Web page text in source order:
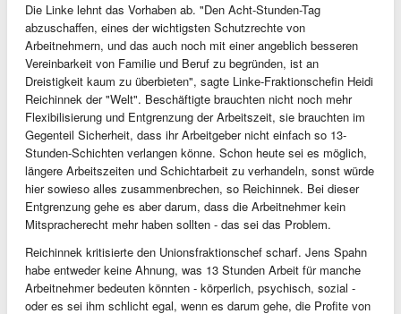
Die Linke lehnt das Vorhaben ab. "Den Acht-Stunden-Tag
abzuschaffen, eines der wichtigsten Schutzrechte von
Arbeitnehmern, und das auch noch mit einer angeblich besseren
Vereinbarkeit von Familie und Beruf zu begründen, ist an
Dreistigkeit kaum zu überbieten", sagte Linke-Fraktionschefin Heidi
Reichinnek der "Welt". Beschäftigte brauchten nicht noch mehr
Flexibilisierung und Entgrenzung der Arbeitszeit, sie brauchten im
Gegenteil Sicherheit, dass ihr Arbeitgeber nicht einfach so 13-
Stunden-Schichten verlangen könne. Schon heute sei es möglich,
längere Arbeitszeiten und Schichtarbeit zu verhandeln, sonst würde
hier sowieso alles zusammenbrechen, so Reichinnek. Bei dieser
Entgrenzung gehe es aber darum, dass die Arbeitnehmer kein
Mitspracherecht mehr haben sollten - das sei das Problem.
Reichinnek kritisierte den Unionsfraktionschef scharf. Jens Spahn
habe entweder keine Ahnung, was 13 Stunden Arbeit für manche
Arbeitnehmer bedeuten könnten - körperlich, psychisch, sozial -
oder es sei ihm schlicht egal, wenn es darum gehe, die Profite von